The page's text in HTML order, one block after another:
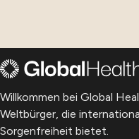
Willkommen bei Global
Weltbürger, die
Sorgenfreiheit bietet.